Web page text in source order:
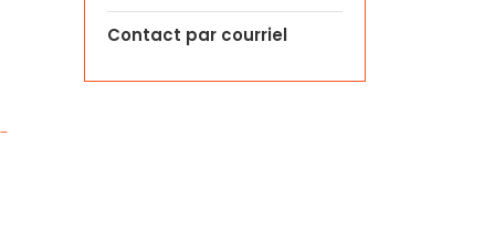
Contact par courriel